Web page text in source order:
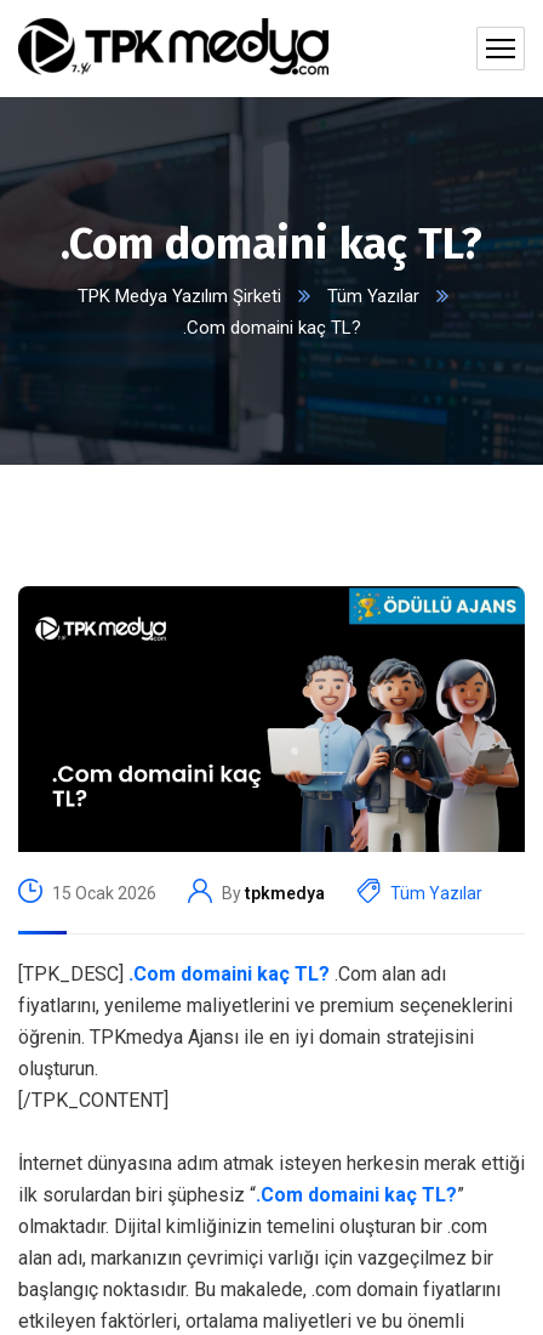
.Com domaini kaç TL?
TPK Medya Yazılım Şirketi
Tüm Yazılar
.Com domaini kaç TL?
15 Ocak 2026 Bytpkmedya Tüm Yazılar
[TPK_DESC] .Com domaini kaç TL? .Com alan adı
fiyatlarını, yenileme maliyetlerini ve premium seçeneklerini
öğrenin. TPKmedya Ajansı ile en iyi domain stratejisini
oluşturun.
[/TPK_CONTENT]
İnternet dünyasına adım atmak isteyen herkesin merak ettiği
ilk sorulardan biri şüphesiz “.Com domaini kaç TL?”
olmaktadır. Dijital kimliğinizin temelini oluşturan bir .com
alan adı, markanızın çevrimiçi varlığı için vazgeçilmez bir
başlangıç noktasıdır. Bu makalede, .com domain fiyatlarını
etkileyen faktörleri, ortalama maliyetleri ve bu önemli